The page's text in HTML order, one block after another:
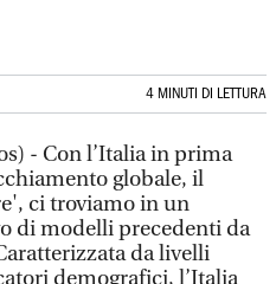
4 MINUTI DI LETTURA
- Con l’Italia in prima
globale, il
ci troviamo in un
di modelli precedenti da
da livelli
demografici, l’Italia